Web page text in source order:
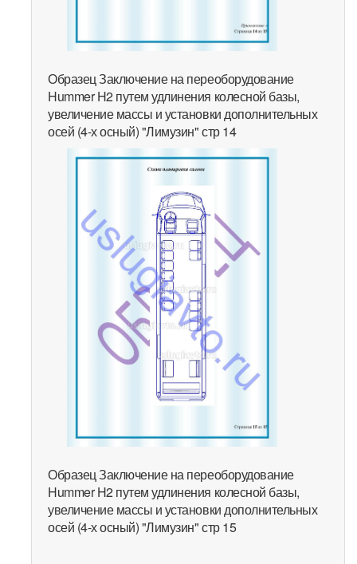
Образец Заключение на переоборудование
Hummer H2 путем удлинения колесной базы,
увеличение массы и установки дополнительных
осей (4-х осный) "Лимузин" стр 14
Образец Заключение на переоборудование
Hummer H2 путем удлинения колесной базы,
увеличение массы и установки дополнительных
осей (4-х осный) "Лимузин" стр 15